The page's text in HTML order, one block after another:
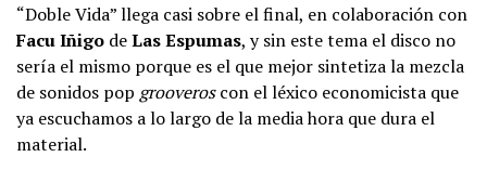
“Doble Vida” llega casi sobre el final, en colaboración con
Facu Iñigo deLas Espumas, y sin este tema el disco no
sería el mismo porque es el que mejor sintetiza la mezcla
de sonidos pop grooveroscon el léxico economicista que
ya escuchamos a lo largo de la media hora que dura el
material.